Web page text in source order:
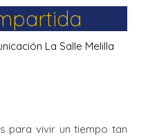
La Salle Melilla
para vivir un tiempo tan